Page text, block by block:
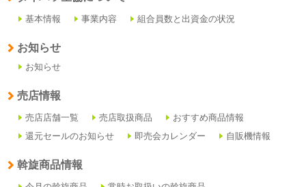
基本情報 事業内容 組合員数と出資金の状況
お知らせ
お知らせ
売店情報
売店店舗一覧 売店取扱商品
おすすめ商品情報
還元セールのお知らせ
即売会カレンダー 自販機情報
斡旋商品情報